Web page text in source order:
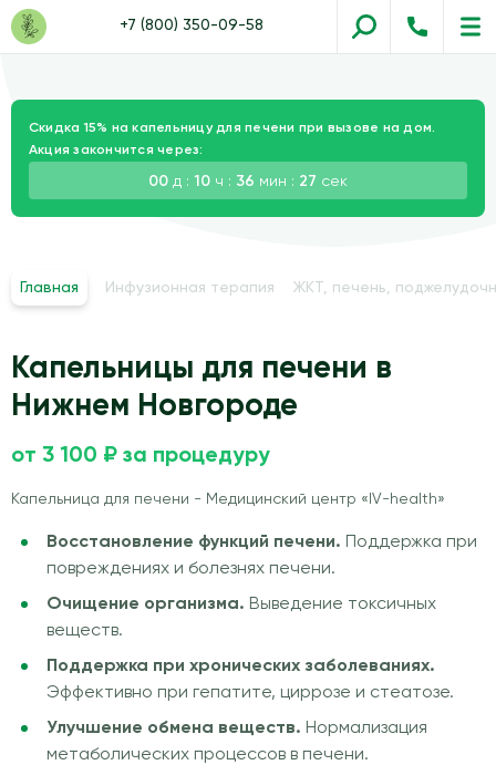
+7 (800) 350-09-58
Скидка 15% на капельницу для печени при вызове на дом.
Акция закончится через:
00д : 10ч : 36 мин : 26 сек
Главная Инфузионная терапия ЖКТ, печень,
Капельницы для печени в
Нижнем Новгороде
от 3 100 ₽ за процедуру
Капельница для печени - Медицинский центр «IV-health»
Восстановление функций печени. Поддержка при
повреждениях и болезнях печени.
Очищение организма. Выведение токсичных
веществ.
Поддержка при хронических заболеваниях.
Эффективно при гепатите, циррозе и стеатозе.
Улучшение обмена веществ. Нормализация
метаболических процессов в печени.